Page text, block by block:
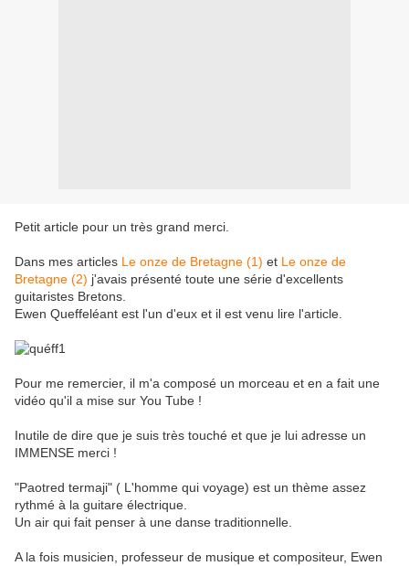
Petit article pour un très grand merci.
Dans mes articles Le onze de Bretagne (1) et Le onze de
Bretagne (2) j'avais présenté toute une série d'excellents
guitaristes Bretons.
Ewen Queffeléant est l'un d'eux et il est venu lire l'article.
Pour me remercier, il m'a composé un morceau et en a fait une
vidéo qu'il a mise sur You Tube !
Inutile de dire que je suis très touché et que je lui adresse un
IMMENSE merci !
"Paotred termaji" ( L'homme qui voyage) est un thème assez
rythmé à la guitare électrique.
Un air qui fait penser à une danse traditionnelle.
A la fois musicien, professeur de musique et compositeur, Ewen